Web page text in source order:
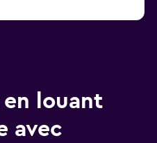
en louant
avec